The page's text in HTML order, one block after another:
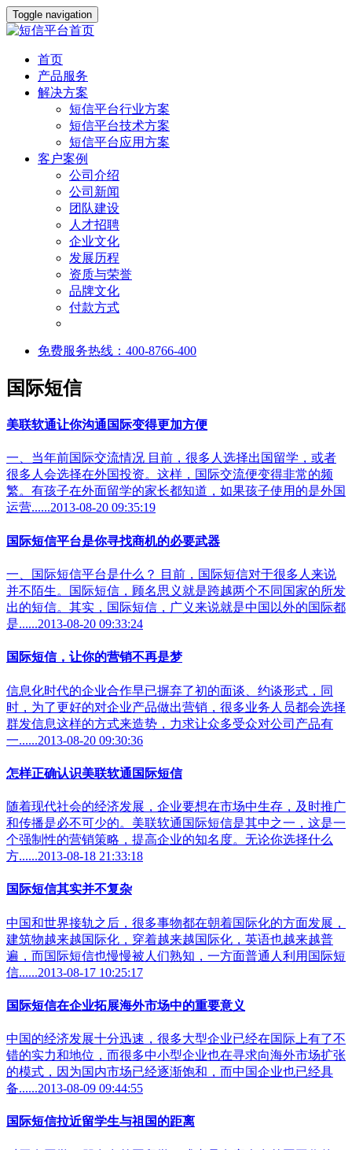
Toggle navigation
首页
产品服务
解决方案
短信平台行业方案
短信平台技术方案
短信平台应用方案
客户案例
公司介绍
公司新闻
团队建设
人才招聘
企业文化
发展历程
资质与荣誉
品牌文化
付款方式
免费服务热线：400-8766-400
国际短信
美联软通让你沟通国际变得更加方便
一、当年前国际交流情况 目前，很多人选择出国留学，或者
很多人会选择在外国投资。这样，国际交流便变得非常的频
繁。有孩子在外面留学的家长都知道，如果孩子使用的是外国
运营......2013-08-20 09:35:19
国际短信平台是你寻找商机的必要武器
一、国际短信平台是什么？ 目前，国际短信对于很多人来说
并不陌生。国际短信，顾名思义就是跨越两个不同国家的所发
出的短信。其实，国际短信，广义来说就是中国以外的国际都
是......2013-08-20 09:33:24
国际短信，让你的营销不再是梦
信息化时代的企业合作早已摒弃了初的面谈、约谈形式，同
时，为了更好的对企业产品做出营销，很多业务人员都会选择
群发信息这样的方式来造势，力求让众多受众对公司产品有
一......2013-08-20 09:30:36
怎样正确认识美联软通国际短信
随着现代社会的经济发展，企业要想在市场中生存，及时推广
和传播是必不可少的。美联软通国际短信是其中之一，这是一
个强制性的营销策略，提高企业的知名度。无论你选择什么
方......2013-08-18 21:33:18
国际短信其实并不复杂
中国和世界接轨之后，很多事物都在朝着国际化的方面发展，
建筑物越来越国际化，穿着越来越国际化，英语也越来越普
遍，而国际短信也慢慢被人们熟知，一方面普通人利用国际短
信......2013-08-17 10:25:17
国际短信在企业拓展海外市场中的重要意义
中国的经济发展十分迅速，很多大型企业已经在国际上有了不
错的实力和地位，而很多中小型企业也在寻求向海外市场扩张
的模式，因为国内市场已经逐渐饱和，而中国企业也已经具
备......2013-08-09 09:44:55
国际短信拉近留学生与祖国的距离